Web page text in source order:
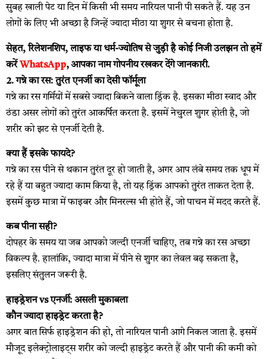
सुबह खाली पेट या दिन में किसी भी समय नारियल पानी पी सकते हैं. यह उन
लोगों के लिए भी अच्छा है जिन्हें ज्यादा मीठा या शुगर से बचना होता है.
सेहत, रिलेशनशिप, लाइफ या धर्म-ज्योतिष से जुड़ी है कोई निजी उलझन तो हमें
करेंWhatsApp, आपका नाम गोपनीय रखकर देंगे जानकारी.
2. गन्ने का रस: तुरंत एनर्जी का देसी फॉर्मूला
गन्ने का रस गर्मियों में सबसे ज्यादा बिकने वाला ड्रिंक है. इसका मीठा स्वाद और
ठंडा असर लोगों को तुरंत आकर्षित करता है. इसमें नेचुरल शुगर होती है, जो
शरीर को झट से एनर्जी देती है.
क्या हैं इसके फायदे?
गन्ने का रस पीने से थकान तुरंत दूर हो जाती है, अगर आप लंबे समय तक धूप में
रहे हैं या बहुत ज्यादा काम किया है, तो यह ड्रिंक आपको तुरंत ताकत देता है.
इसमें कुछ मात्रा में फाइबर और मिनरल्स भी होते हैं, जो पाचन में मदद करते हैं.
कब पीना सही?
दोपहर के समय या जब आपको जल्दी एनर्जी चाहिए, तब गन्ने का रस अच्छा
विकल्प है. हालांकि, ज्यादा मात्रा में पीने से शुगर का लेवल बढ़ सकता है,
इसलिए संतुलन जरूरी है.
हाइड्रेशन vs एनर्जी: असली मुकाबला
कौन ज्यादा हाइड्रेट करता है?
अगर बात सिर्फ हाइड्रेशन की हो, तो नारियल पानी आगे निकल जाता है. इसमें
मौजूद इलेक्ट्रोलाइट्स शरीर को जल्दी हाइड्रेट करते हैं और पानी की कमी को